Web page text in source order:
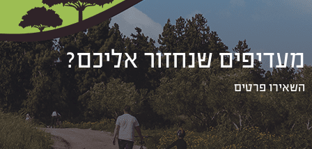
מעדיפים שנחזור אליכם?
השאירו פרטים